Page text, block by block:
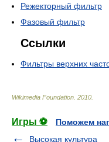
Режекторный фильтр
Фазовый фильтр
Ссылки
Фильтры верхних
Wikimedia Foundation 2010
Игры ⚽
Поможем
Высокая культура